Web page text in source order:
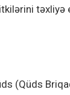
təxliyə
(Qüds